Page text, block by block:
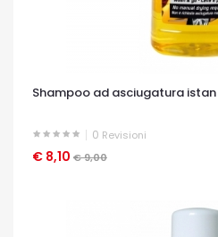
Shampoo ad asciugatura
0 Revisioni
€ 8,10 € 9,00
OCCHIATA VELOCE